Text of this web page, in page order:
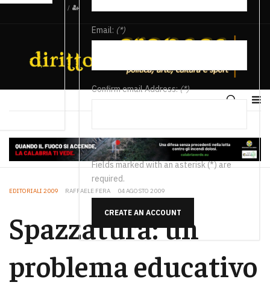
/
Email: (*)
Confirm email Address:(*)
Fields marked with an asterisk (*) are
required.
CREATE AN ACCOUNT
EDITORIALI 2009 RAFFAELE FERA 04 AGOSTO 2009
Spazzatura: un
problema educativo